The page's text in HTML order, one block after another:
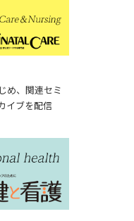
め、関連セミ
イブを配信